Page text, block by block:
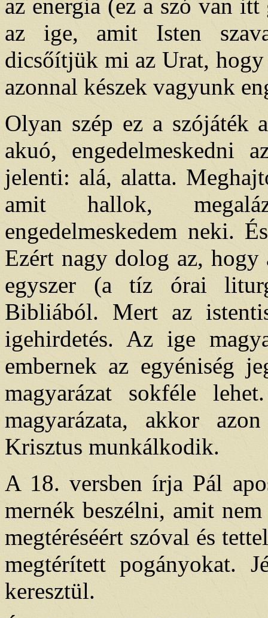
az energia (ez a szó van
az ige, amit Isten
dicsőítjük mi az Urat,
azonnal készek vagyunk
Olyan szép ez a szójáték
akuó, engedelmeskedni
jelenti: alá, alatta.
amit hallok,
engedelmeskedem neki.
Ezért nagy dolog az,
egyszer (a tíz órai
Bibliából. Mert az
igehirdetés. Az ige
embernek az egyéniség
magyarázat sokféle
magyarázata, akkor
Krisztus munkálkodik.
A 18. versben írja Pál
mernék beszélni, amit
megtéréséért szóval és
megtérített pogányokat.
keresztül.